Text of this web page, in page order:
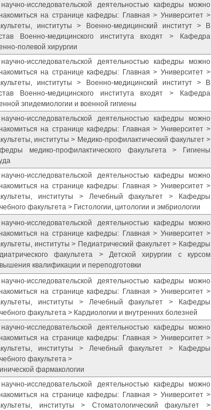
исследовательской деятельностью кафедры можно
на странице кафедры: Главная > Университет >
институты > Военно-медицинский институт > В
Военно-медицинского института входят > Кафедра
полевой хирургии
исследовательской деятельностью кафедры можно
на странице кафедры: Главная > Университет >
институты > Военно-медицинский институт > В
Военно-медицинского института входят > Кафедра
эпидемиологии и военной гигиены
исследовательской деятельностью кафедры можно
на странице кафедры: Главная > Университет >
институты > Медико-профилактический факультет >
медико-профилактического факультета > Гигиены
исследовательской деятельностью кафедры можно
на странице кафедры: Главная > Университет >
институты > Лечебный факультет > Кафедры
факультета > Гистологии, цитологии и эмбриологии
исследовательской деятельностью кафедры можно
на странице кафедры: Главная > Университет >
институты > Педиатрический факультет > Кафедры
факультета > Детской хирургии с курсом
квалификации и переподготовки
исследовательской деятельностью кафедры можно
на странице кафедры: Главная > Университет >
институты > Лечебный факультет > Кафедры
факультета > Кардиологии и внутренних болезней
исследовательской деятельностью кафедры можно
на странице кафедры: Главная > Университет >
институты > Лечебный факультет > Кафедры
факультета >
фармакологии
исследовательской деятельностью кафедры можно
на странице кафедры: Главная > Университет >
институты > Стоматологический факультет >